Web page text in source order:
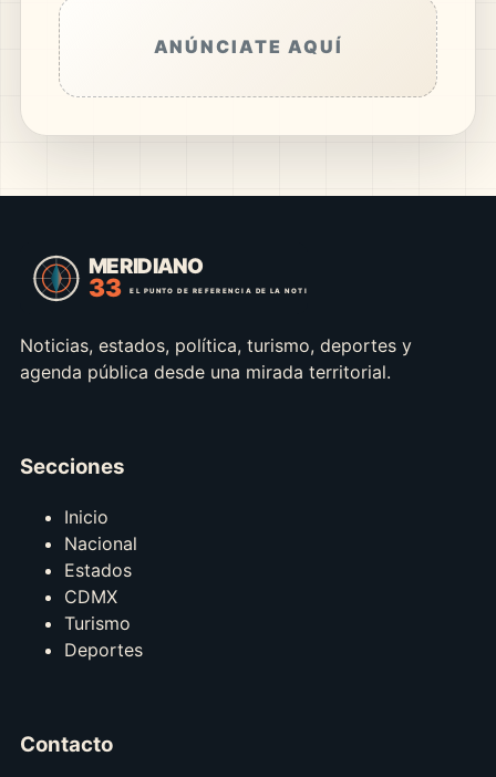
ANÚNCIATE AQUÍ
Noticias, estados, política, turismo, deportes y
agenda pública desde una mirada territorial.
Secciones
Inicio
Nacional
Estados
CDMX
Turismo
Deportes
Contacto